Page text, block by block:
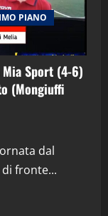
PIANO
Sport (4-6)
(Mongiuffi
dal
fronte...